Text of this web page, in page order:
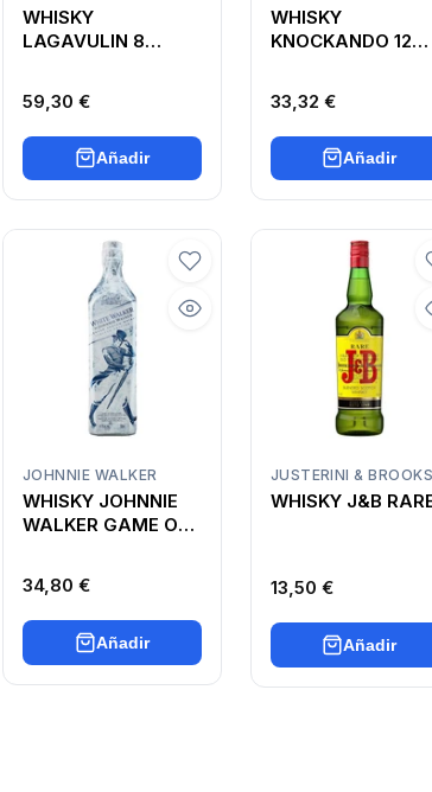
WHISKY
LAGAVULIN 8
59,30 €
Añadir
WHISKY
KNOCKANDO 12
33,32 €
Añadir
JOHNNIE WALKER
WHISKY JOHNNIE
WALKER GAME OF
34,80 €
Añadir
JUSTERINI & BROOKS
WHISKY J&B
13,50 €
Añadir